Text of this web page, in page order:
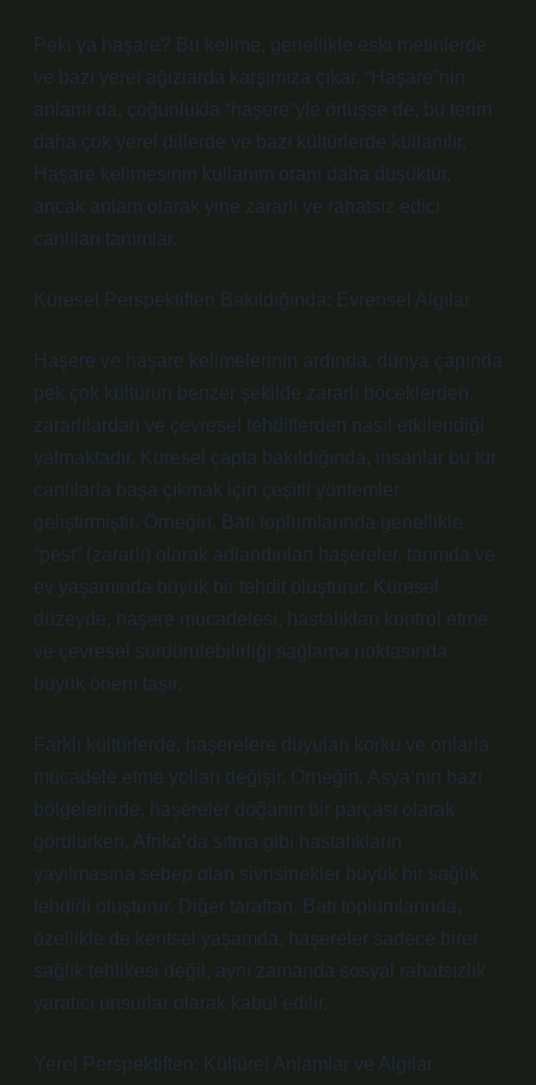
Peki ya haşare? Bu kelime, genellikle eski metinlerde
ve bazı yerel ağızlarda karşımıza çıkar. “Haşare”nin
anlamı da, çoğunlukla “haşere”yle örtüşse de, bu terim
daha çok yerel dillerde ve bazı kültürlerde kullanılır.
Haşare kelimesinin kullanım oranı daha düşüktür,
ancak anlam olarak yine zararlı ve rahatsız edici
canlıları tanımlar.
Küresel Perspektiften Bakıldığında: Evrensel Algılar
Haşere ve haşare kelimelerinin ardında, dünya çapında
pek çok kültürün benzer şekilde zararlı böceklerden,
zararlılardan ve çevresel tehditlerden nasıl etkilendiği
yatmaktadır. Küresel çapta bakıldığında, insanlar bu tür
canlılarla başa çıkmak için çeşitli yöntemler
geliştirmiştir. Örneğin, Batı toplumlarında genellikle
“pest” (zararlı) olarak adlandırılan haşereler, tarımda ve
ev yaşamında büyük bir tehdit oluşturur. Küresel
düzeyde, haşere mücadelesi, hastalıkları kontrol etme
ve çevresel sürdürülebilirliği sağlama noktasında
büyük önem taşır.
Farklı kültürlerde, haşerelere duyulan korku ve onlarla
mücadele etme yolları değişir. Örneğin, Asya’nın bazı
bölgelerinde, haşereler doğanın bir parçası olarak
görülürken, Afrika’da sıtma gibi hastalıkların
yayılmasına sebep olan sivrisinekler büyük bir sağlık
tehdidi oluşturur. Diğer taraftan, Batı toplumlarında,
özellikle de kentsel yaşamda, haşereler sadece birer
sağlık tehlikesi değil, aynı zamanda sosyal rahatsızlık
yaratıcı unsurlar olarak kabul edilir.
Yerel Perspektiften: Kültürel Anlamlar ve Algılar